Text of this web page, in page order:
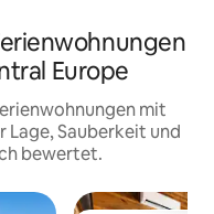
Europe
mit
Lage, Sauberkeit und
bewertet.